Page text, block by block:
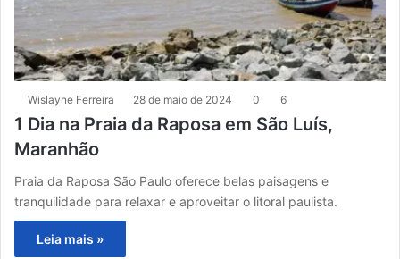
Wislayne Ferreira 28 de maio de 2024 0 6
1 Dia na Praia da Raposa em São Luís,
Maranhão
Praia da Raposa São Paulo oferece belas paisagens e
tranquilidade para relaxar e aproveitar o litoral paulista.
Leia mais »